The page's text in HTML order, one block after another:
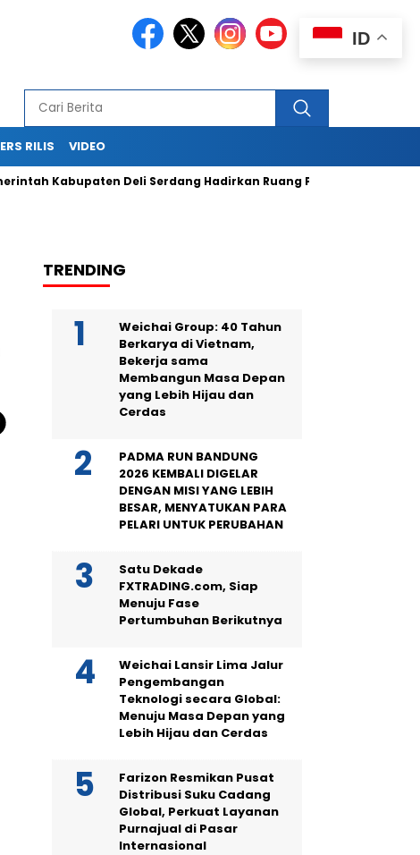
RILIS VIDEO
Kabupaten Deli Serdang Hadirkan Ruang Publik Bersama
TRENDING
Weichai Group: 40 Tahun
Berkarya di Vietnam,
Bekerja sama
Membangun Masa Depan
yang Lebih Hijau dan
Cerdas
PADMA RUN BANDUNG
2026 KEMBALI DIGELAR
DENGAN MISI YANG LEBIH
BESAR, MENYATUKAN PARA
PELARI UNTUK PERUBAHAN
Satu Dekade
FXTRADING.com, Siap
Menuju Fase
Pertumbuhan Berikutnya
Weichai Lansir Lima Jalur
Pengembangan
Teknologi secara Global:
Menuju Masa Depan yang
Lebih Hijau dan Cerdas
Farizon Resmikan Pusat
Distribusi Suku Cadang
Global, Perkuat Layanan
Purnajual di Pasar
Internasional
ID